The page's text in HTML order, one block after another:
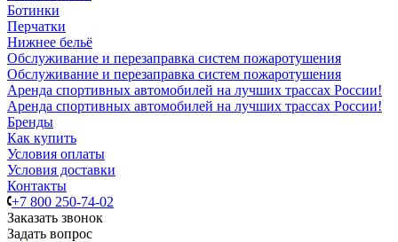
Ботинки
Перчатки
Нижнее бельё
Обслуживание и перезаправка систем пожаротушения
Обслуживание и перезаправка систем пожаротушения
Аренда спортивных автомобилей на лучших трассах России!
Аренда спортивных автомобилей на лучших трассах России!
Бренды
Как купить
Условия оплаты
Условия доставки
Контакты
+7 800 250-74-02
Заказать звонок
Задать вопрос